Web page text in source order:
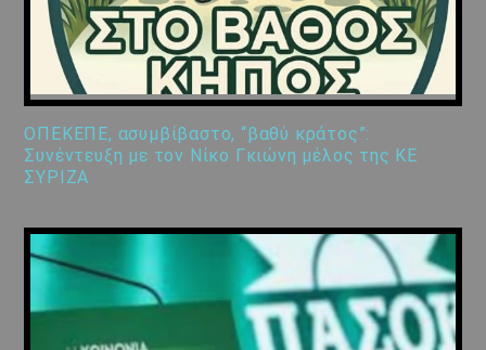
ΟΠΕΚΕΠΕ, ασυμβίβαστο, “βαθύ κράτος”:
Συνέντευξη με τον Νίκο Γκιώνη μέλος της ΚΕ
ΣΥΡΙΖΑ